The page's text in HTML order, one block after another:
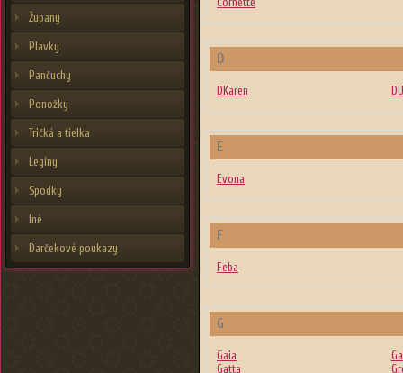
Župany
Plavky
Pančuchy
Ponožky
Tričká a tielka
Legíny
Spodky
Iné
Darčekové poukazy
D
DKaren
E
Evona
F
Feba
G
Gaia
Gatta